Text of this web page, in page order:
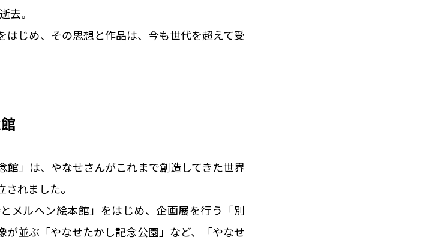
去。
はじめ、その思想と作品は、今も世代を超えて受
」は、やなせさんがこれまで創造してきた世界
れました。
メルヘン絵本館」をはじめ、企画展を行う「別
並ぶ「やなせたかし記念公園」など、「やなせ